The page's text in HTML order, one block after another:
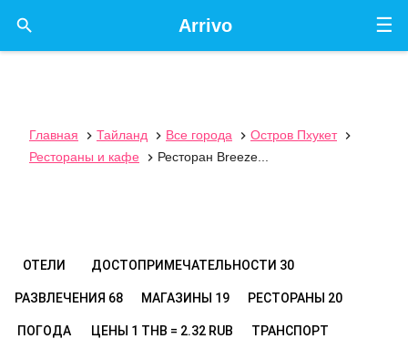
☰
Arrivo

Главная  Тайланд  Все города  Остров Пхукет

Рестораны и кафе
 Ресторан Breeze...
ОТЕЛИ ДОСТОПРИМЕЧАТЕЛЬНОСТИ 30
РАЗВЛЕЧЕНИЯ 68 МАГАЗИНЫ 19 РЕСТОРАНЫ 20
ПОГОДА ЦЕНЫ 1 THB = 2.32 RUB ТРАНСПОРТ